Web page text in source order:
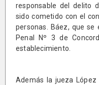
responsable del delito
sido cometido con el
personas. Báez, que se
Penal Nº 3 de
establecimiento.
Además la jueza